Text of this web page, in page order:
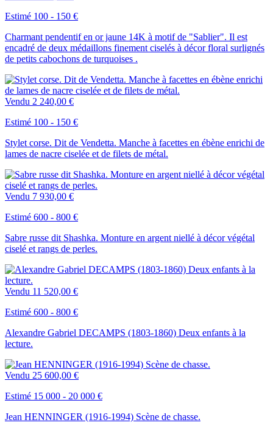
Estimé 100 - 150 €
Charmant pendentif en or jaune 14K à motif de "Sablier". Il est
encadré de deux médaillons finement ciselés à décor floral surlignés
de petits cabochons de turquoises .
Vendu 2 240,00 €
Estimé 100 - 150 €
Stylet corse. Dit de Vendetta. Manche à facettes en ébène enrichi de
lames de nacre ciselée et de filets de métal.
Vendu 7 930,00 €
Estimé 600 - 800 €
Sabre russe dit Shashka. Monture en argent niellé à décor végétal
ciselé et rangs de perles.
Vendu 11 520,00 €
Estimé 600 - 800 €
Alexandre Gabriel DECAMPS (1803-1860) Deux enfants à la
lecture.
Vendu 25 600,00 €
Estimé 15 000 - 20 000 €
Jean HENNINGER (1916-1994) Scène de chasse.